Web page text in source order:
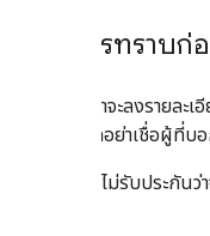
ข้อควรทราบก่
ก่อนที่เราจะลงรายล
ขึ้น โปรดอย่าเชื่อผู้ที่บ
Google ไม่รับประกัน